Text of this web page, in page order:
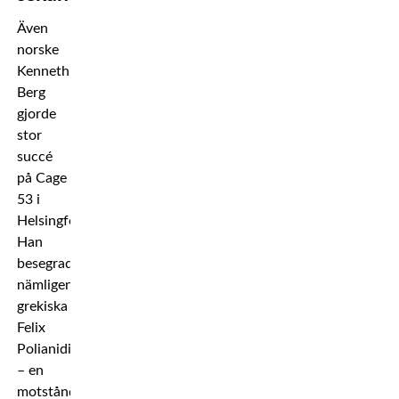
Även
norske
Kenneth
Berg
gjorde
stor
succé
på Cage
53 i
Helsingfors.
Han
besegrade
nämligen
grekiska
Felix
Polianidis
– en
motståndare